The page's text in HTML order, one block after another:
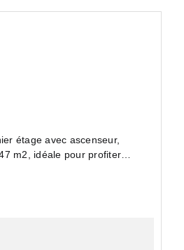
étage avec ascenseur,
m2, idéale pour profiter